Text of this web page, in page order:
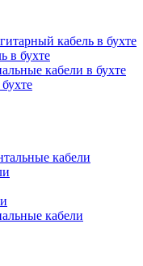
кабель в бухте
в бухте
кабели в бухте
кабели
кабели